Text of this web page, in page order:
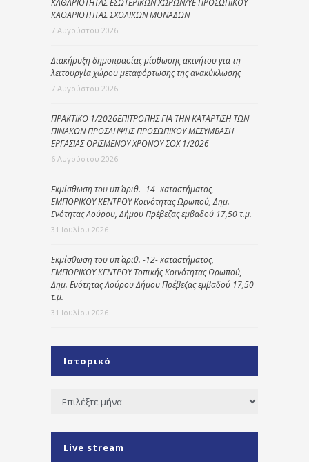
ΚΑΘΑΡΙΟΤΗΤΑΣ ΣΧΟΛΙΚΩΝ ΜΟΝΑΔΩΝ
7 Αυγούστου 2026
Διακήρυξη δημοπρασίας μίσθωσης ακινήτου για τη
λειτουργία χώρου μεταφόρτωσης της ανακύκλωσης
7 Αυγούστου 2026
ΠΡΑΚΤΙΚΟ 1/2026ΕΠΙΤΡΟΠΗΣ ΓΙΑ ΤΗΝ ΚΑΤΑΡΤΙΣΗ ΤΩΝ
ΠΙΝΑΚΩΝ ΠΡΟΣΛΗΨΗΣ ΠΡΟΣΩΠΙΚΟΥ ΜΕΣΥΜΒΑΣΗ
ΕΡΓΑΣΙΑΣ ΟΡΙΣΜΕΝΟΥ ΧΡΟΝΟΥ ΣΟΧ 1/2026
6 Αυγούστου 2026
Εκμίσθωση του υπ΄ αριθ. -14- καταστήματος,
ΕΜΠΟΡΙΚΟΥ ΚΕΝΤΡΟΥ Κοινότητας Ωρωπού, Δημ.
Ενότητας Λούρου, Δήμου Πρέβεζας εμβαδού 17,50 τ.μ.
31 Ιουλίου 2026
Εκμίσθωση του υπ΄ αριθ. -12- καταστήματος,
ΕΜΠΟΡΙΚΟΥ ΚΕΝΤΡΟΥ Τοπικής Κοινότητας Ωρωπού,
Δημ. Ενότητας Λούρου Δήμου Πρέβεζας εμβαδού 17,50
τ.μ.
31 Ιουλίου 2026
Ιστορικό
Ιστορικό
Live stream